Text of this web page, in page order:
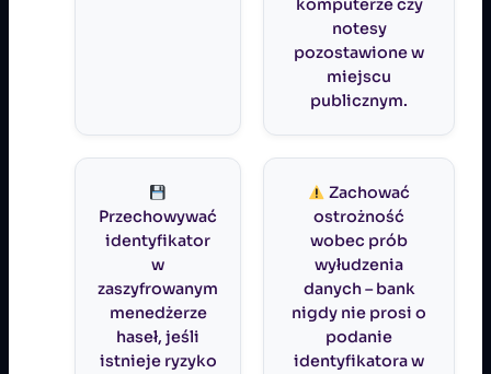
komputerze czy
notesy
pozostawione w
miejscu
publicznym.
Przechowywać
identyfikator
w
zaszyfrowanym
menedżerze
haseł, jeśli
istnieje ryzyko
Zachować
ostrożność
wobec prób
wyłudzenia
danych – bank
nigdy nie prosi o
podanie
identyfikatora w